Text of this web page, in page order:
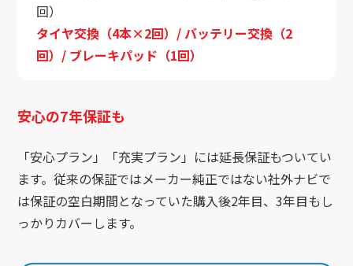
回）
タイヤ交換（4本×2回）/ バッテリー交換（2
回）/ ブレーキパッド（1回）
安心の7年保証も
「安心プラン」「充実プラン」には延長保証もついてい
ます。従来の保証ではメーカー純正ではない社外ナビで
は保証の空白期間となっていた購入後2年目、3年目もし
っかりカバーします。